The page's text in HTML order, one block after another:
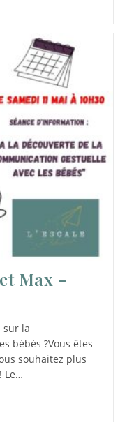
Max –
sur la
bébés ?Vous êtes
souhaitez plus
Le…